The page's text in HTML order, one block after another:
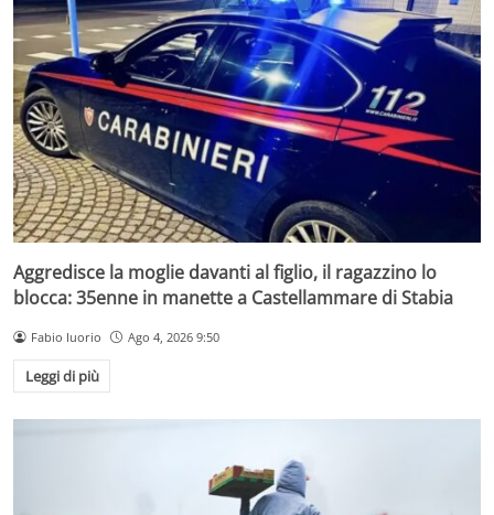
Aggredisce la moglie davanti al figlio, il ragazzino lo
blocca: 35enne in manette a Castellammare di Stabia
Fabio Iuorio Ago 4, 2026 9:50
Leggi di più